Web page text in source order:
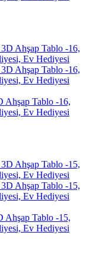
Tablo -16,
Ev Hediyesi
Tablo -15,
Ev Hediyesi